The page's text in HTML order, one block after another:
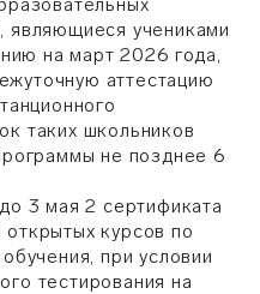
являющиеся учениками
на март 2026 года,
аттестацию
таких школьников
не позднее 6
3 мая 2 сертификата
курсов по
при условии
тестирования на